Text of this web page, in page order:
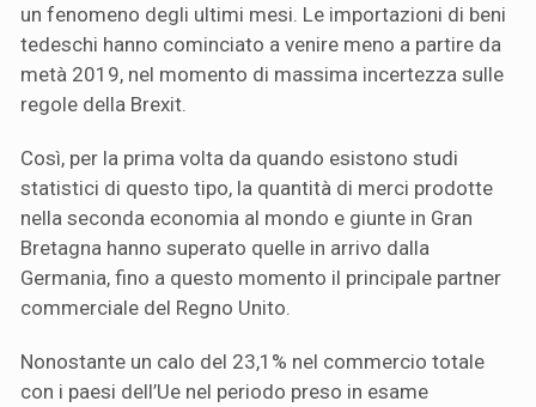
un fenomeno degli ultimi mesi. Le importazioni di beni
tedeschi hanno cominciato a venire meno a partire da
metà 2019, nel momento di massima incertezza sulle
regole della Brexit.
Così, per la prima volta da quando esistono studi
statistici di questo tipo, la quantità di merci prodotte
nella seconda economia al mondo e giunte in Gran
Bretagna hanno superato quelle in arrivo dalla
Germania, fino a questo momento il principale partner
commerciale del Regno Unito.
Nonostante un calo del 23,1% nel commercio totale
con i paesi dell’Ue nel periodo preso in esame